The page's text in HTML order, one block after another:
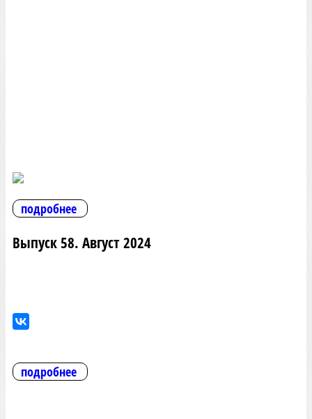
подробнее
Выпуск 58. Август 2024
подробнее